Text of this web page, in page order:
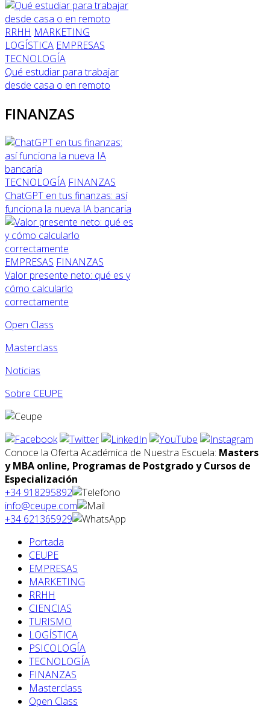
RRHH MARKETING
LOGÍSTICA EMPRESAS
TECNOLOGÍA
Qué estudiar para trabajar
desde casa o en remoto
FINANZAS
TECNOLOGÍA FINANZAS
ChatGPT en tus finanzas: así
funciona la nueva IA bancaria
EMPRESAS FINANZAS
Valor presente neto: qué es y
cómo calcularlo
correctamente
Open Class
Masterclass
Noticias
Sobre CEUPE
Conoce la Oferta Académica de Nuestra Escuela: Masters
y MBA online, Programas de Postgrado y Cursos de
Especialización
+34 918295892
info@ceupe.com
+34 621365929
Portada
CEUPE
EMPRESAS
MARKETING
RRHH
CIENCIAS
TURISMO
LOGÍSTICA
PSICOLOGÍA
TECNOLOGÍA
FINANZAS
Masterclass
Open Class